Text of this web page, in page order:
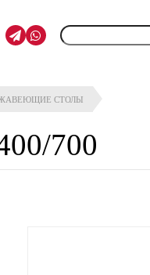
СТОЛЫ
700